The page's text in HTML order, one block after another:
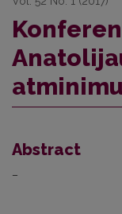
Abstract
–